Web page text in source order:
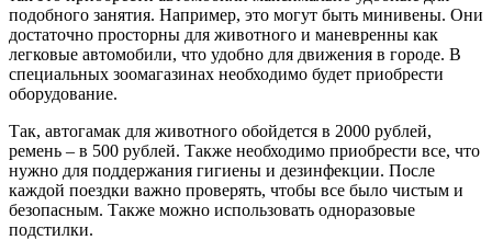
подобного занятия. Например, это могут быть минивены. Они
достаточно просторны для животного и маневренны как
легковые автомобили, что удобно для движения в городе. В
специальных зоомагазинах необходимо будет приобрести
оборудование.
Так, автогамак для животного обойдется в 2000 рублей,
ремень – в 500 рублей. Также необходимо приобрести все, что
нужно для поддержания гигиены и дезинфекции. После
каждой поездки важно проверять, чтобы все было чистым и
безопасным. Также можно использовать одноразовые
подстилки.